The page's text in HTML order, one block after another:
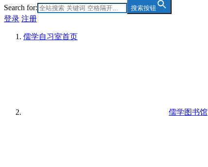
Search for: 搜索按钮
登录 注册
儒学自习室首页
儒学图书馆